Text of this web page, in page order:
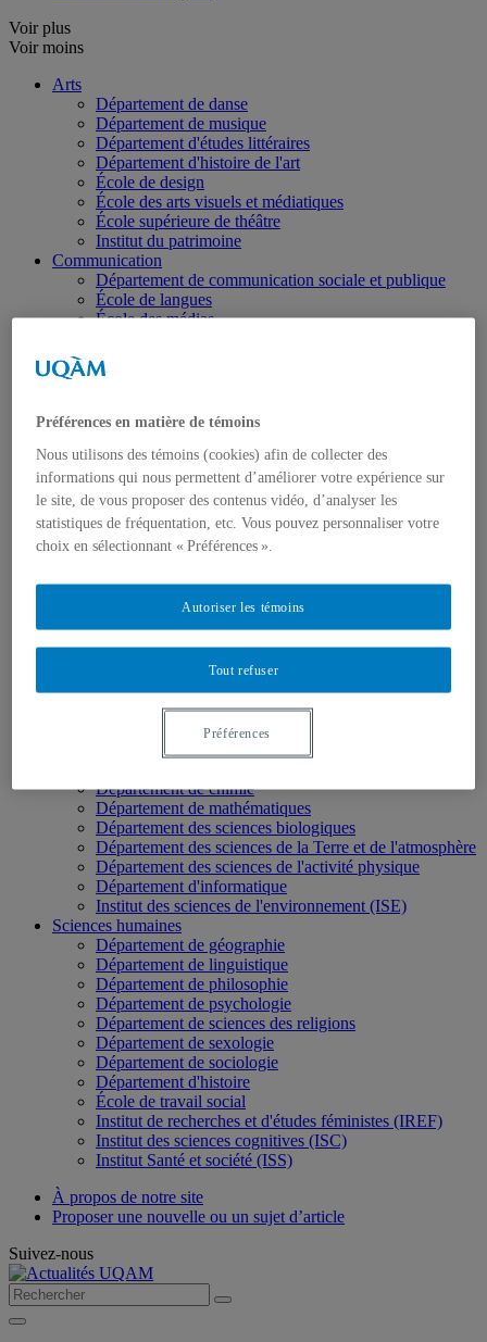
Voir plus
Voir moins
Arts
Département de danse
Département de musique
Département d'études littéraires
Département d'histoire de l'art
École de design
École des arts visuels et médiatiques
École supérieure de théâtre
Institut du patrimoine
Communication
Département de communication sociale et publique
École de langues
École des médias
Département de didactique
Département de didactique des langues
Département d'éducation et pédagogie
Département de finance
Département de management
Département de marketing
Département de stratégie, responsabilité sociale et
environnementale
Département des sciences comptables
Département d’analytique, opérations et technologies
de l’information
Département d'études urbaines et touristiques
Département d'organisation et ressources humaines
École supérieure de mode
Politique et droit
Département de science politique
Département des sciences juridiques
Institut d'études internationales de Montréal
Département de chimie
Département de mathématiques
Département des sciences biologiques
Département des sciences de la Terre et de l'atmosphère
Département des sciences de l'activité physique
Département d'informatique
Institut des sciences de l'environnement (ISE)
Sciences humaines
Département de géographie
Département de linguistique
Département de philosophie
Département de psychologie
Département de sciences des religions
Département de sexologie
Département de sociologie
Département d'histoire
École de travail social
Institut de recherches et d'études féministes (IREF)
Institut des sciences cognitives (ISC)
Institut Santé et société (ISS)
À propos de notre site
Proposer une nouvelle ou un sujet d’article
Suivez-nous
Préférences en matière de témoins
Nous utilisons des témoins (cookies) afin de collecter des
informations qui nous permettent d’améliorer votre expérience sur
le site, de vous proposer des contenus vidéo, d’analyser les
statistiques de fréquentation, etc. Vous pouvez personnaliser votre
choix en sélectionnant « Préférences ».
Tout refuser
Autoriser les témoins
Préférences